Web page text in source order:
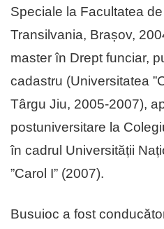
Speciale la Facultatea
Transilvania, Brașov,
master în Drept funciar,
cadastru (Universitatea
Târgu Jiu, 2005-2007),
postuniversitare la
în cadrul Universității
”Carol I” (2007).
Busuioc a fost